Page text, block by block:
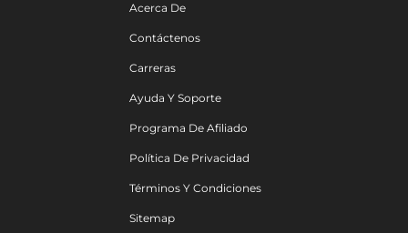
Acerca De
Contáctenos
Carreras
Ayuda Y Soporte
Programa De Afiliado
Política De Privacidad
Términos Y Condiciones
Sitemap